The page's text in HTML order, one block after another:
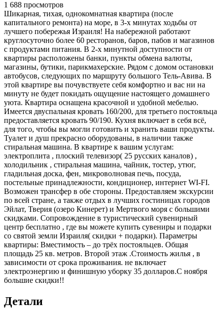
1 688 просмотров
Шикарная, тихая, однокомнатная квартира (после
капитального ремонта) на море, в 3-х минутах ходьбы от
лучшего побережья Израиля! На набережной работают
круглосуточно более 60 ресторанов, баров, пабов и магазинов
с продуктами питания. В 2-х минутной доступности от
квартиры расположены банки, пункты обмена валюты,
магазины, бутики, парикмахерские. Рядом с домом остановки
автобусов, следующих по маршруту большого Тель-Авива. В
этой квартире вы почувствуете себя комфортно и вас ни на
минуту не будет покидать ощущение настоящего домашнего
уюта. Квартира оснащена красочной и удобной мебелью.
Имеется двуспальная кровать 160/200, для третьего постояльца
предоставляется кровать 90/190. Кухня включает в себя всё,
для того, чтобы вы могли готовить и хранить ваши продукты.
Туалет и душ прекрасно оборудованы, в наличии также
стиральная машина. В квартире к вашим услугам:
электроплита , плоский телевизор( 25 русских каналов) ,
холодильник , стиральная машина, чайник, тостер, утюг,
гладильная доска, фен, микроволновая печь, посуда,
постельные принадлежности, кондиционер, интернет WI-FI.
Возможен трансфер в обе стороны. Предоставляем экскурсии
по всей стране, а также отдых в лучших гостиницах городов
Эйлат, Тверия (озеро Кинерет) и Мертвого моря с большими
скидками. Сопровождение в туристический сувенирный
центр бесплатно , где вы можете купить сувениры и подарки
со святой земли Израиля( скидки + подарки). Параметры
квартиры: Вместимость – до трёх постояльцев. Общая
площадь 25 кв. метров. Второй этаж .Стоимость жилья , в
зависимости от срока проживания. не включает
электроэнергию и финишную уборку 35 долларов.С ноября
большие скидки!!
Детали